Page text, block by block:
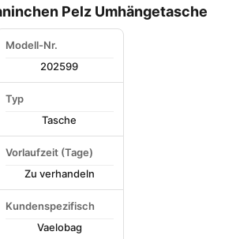
Pelz Umhängetasche
Modell-Nr.
202599
Typ
Tasche
Vorlaufzeit (Tage)
Zu verhandeln
Kundenspezifisch
Vaelobag